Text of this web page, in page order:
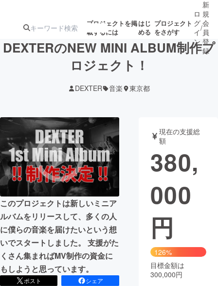
プロジェクトを掲
載するには
はじ
める
プロジェクト
をさがす
注目の新着プロ
ジェクト
募集終了が近いプ
ロジェクト
アート・写真 音楽
テクノロジー・ガジェット ゲーム・サ
映像・映画
ビジネス・起業
まちづくり・地域活性化
CAMPFIRE for Social Good
CAMPFIRE Creation
CAMPFIREふるさと納税
コミュニティ
ロ
グ
イ
ン
/
新
規
会
員
登
録
DEXTERのNEW MINI ALBUM制作プ
ロジェクト！
DEXTER 音楽 東京都
このプロジェクトは新しいミニア
ルバムをリリースして、多くの人
に僕らの音楽を届けたいという想
いでスタートしました。 支援がた
くさん集まればMV制作の資金に
もしようと思っています。
ポスト
シェア
現在の支援総
額
380,
000
円
126%
目標金額は
300,000円